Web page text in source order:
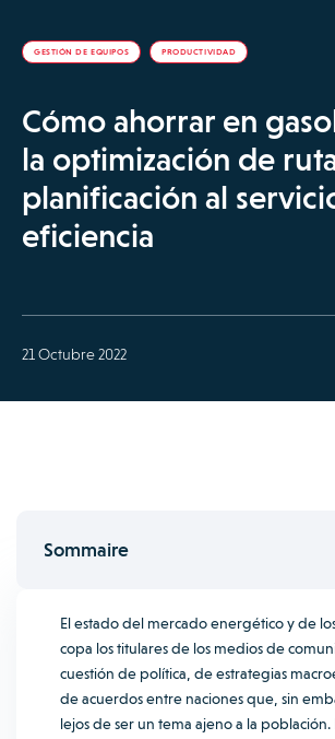
GESTIÓN DE EQUIPOS PRODUCTIVIDAD
Cómo ahorrar en
la optimización de
planificación al
eficiencia
21 Octubre 2022
Sommaire
El estado del mercado energético y de
copa los titulares de los medios de
cuestión de política, de estrategias
de acuerdos entre naciones que, sin
lejos de ser un tema ajeno a la población.